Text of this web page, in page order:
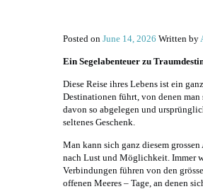
Posted on June 14, 2026 Written by
Ein Segelabenteuer zu
Diese Reise ihres Lebens ist ein
Destinationen führt, von denen
davon so abgelegen und
seltenes Geschenk.
Man kann sich ganz diesem
nach Lust und Möglichkeit. Immer
Verbindungen führen von den
offenen Meeres – Tage, an denen